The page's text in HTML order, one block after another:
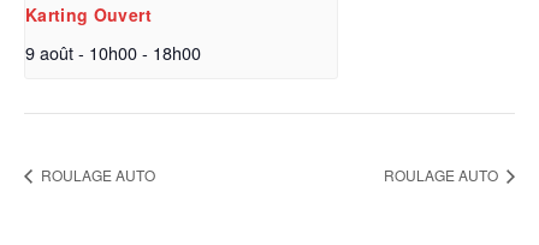
Karting Ouvert
9 août - 10h00- 18h00
ROULAGE AUTO ROULAGE AUTO